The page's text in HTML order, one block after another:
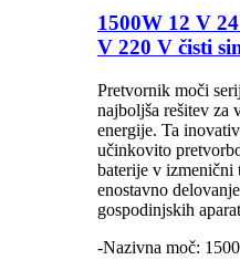
1500W 12 V
V 220 V čisti
Pretvornik moči
najboljša rešitev za
energije. Ta
učinkovito
baterije v izmenični
enostavno
gospodinjskih
-Nazivna moč: